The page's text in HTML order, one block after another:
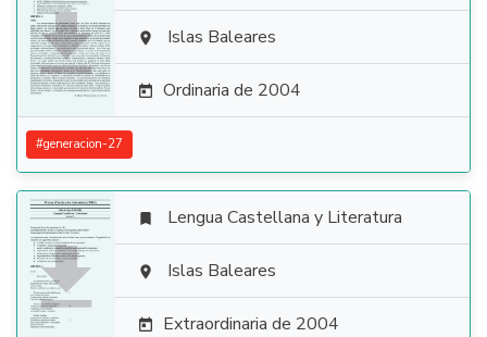
  Islas Baleares
 Ordinaria de 2004
#generacion-27

 Lengua Castellana y Literatura
 Islas Baleares
 Extraordinaria de 2004